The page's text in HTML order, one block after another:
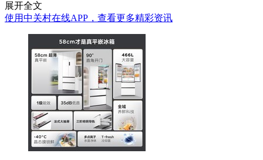
展开全文
使用中关村在线APP，查看更多精彩资讯